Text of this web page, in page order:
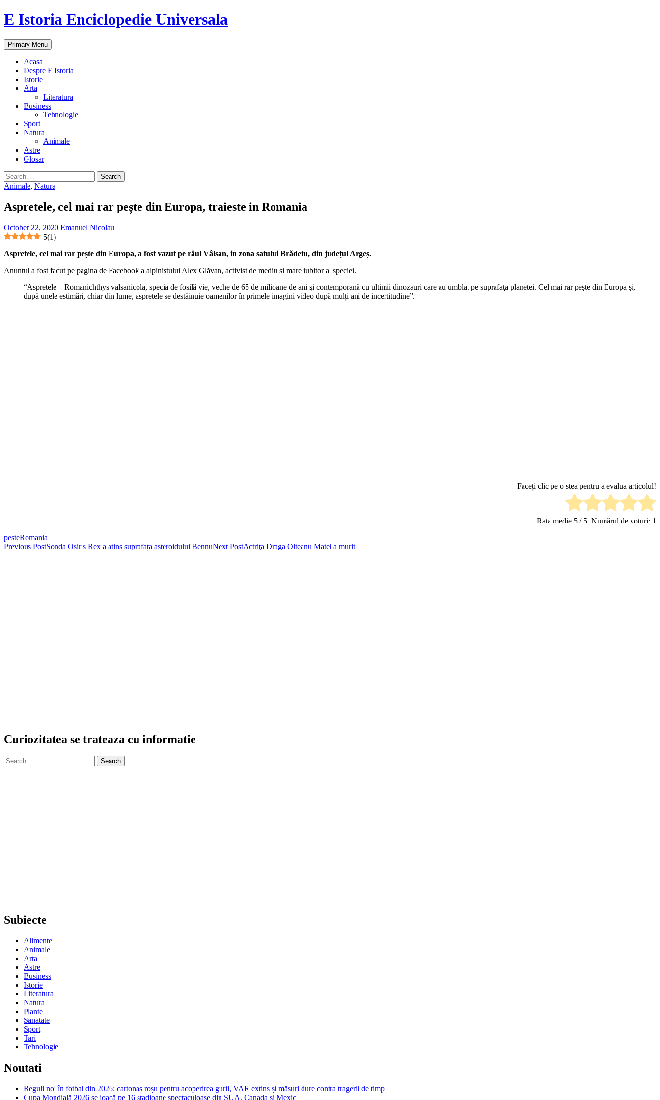
E Istoria Enciclopedie Universala
Search
Primary Menu Skip
to
Acasa
Despre E Istoria
Istorie
Arta
Literatura
Business
Tehnologie
Sport
Natura
Animale
Astre
Glosar
Search
for:
Animale, Natura
Aspretele, cel mai rar pește din Europa, traieste in Romania
October 22, 2020 Emanuel Nicolau
5(1)
Aspretele, cel mai rar pește din Europa, a fost vazut pe râul Vâlsan, in zona satului Brădetu, din județul Argeș.
Anuntul a fost facut pe pagina de Facebook a alpinistului Alex Glăvan, activist de mediu si mare iubitor al speciei.
“Aspretele – Romanichthys valsanicola, specia de fosilă vie, veche de 65 de milioane de ani şi contemporană cu ultimii dinozauri care au umblat pe suprafaţa planetei. Cel mai rar peşte din Europa şi,
după unele estimări, chiar din lume, aspretele se destăinuie oamenilor în primele imagini video după mulți ani de incertitudine”.
Faceți clic pe o stea pentru a evalua articolul!
Rata medie 5 / 5. Numărul de voturi: 1
pesteRomania
Post
Previous PostSonda Osiris Rex a atins suprafața asteroidului BennuNext PostActriţa Draga Olteanu Matei a murit
Curiozitatea se trateaza cu informatie
Search
for:
Subiecte
Alimente
Animale
Arta
Astre
Business
Istorie
Literatura
Natura
Plante
Sanatate
Sport
Tari
Tehnologie
Noutati
Reguli noi în fotbal din 2026: cartonaș roșu pentru acoperirea gurii, VAR extins și măsuri dure contra tragerii de timp
Cupa Mondială 2026 se joacă pe 16 stadioane spectaculoase din SUA, Canada și Mexic